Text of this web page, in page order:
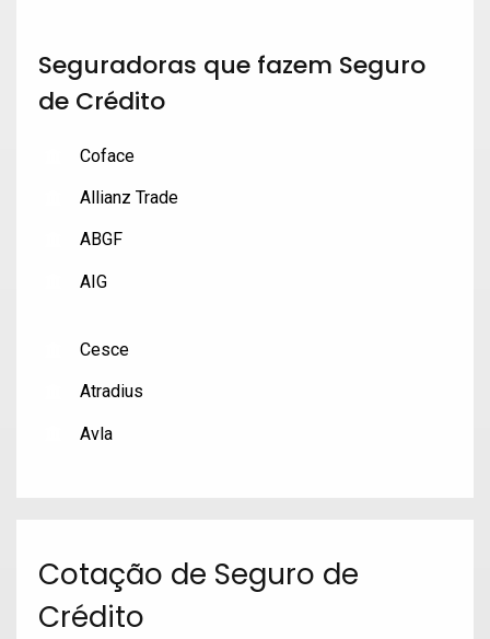
Seguradoras que fazem Seguro
de Crédito
Coface
Allianz Trade
ABGF
AIG
Cesce
Atradius
Avla
Cotação de Seguro de
Crédito